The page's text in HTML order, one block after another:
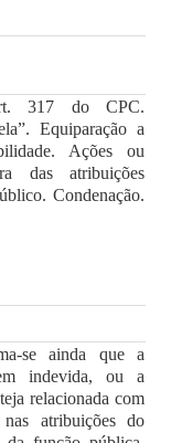
317 do CPC.
Equiparação a
Ações ou
das atribuições
Condenação.
se ainda que a
indevida, ou a
relacionada com
atribuições do